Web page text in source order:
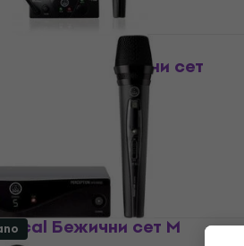
Vocal Бежични сет
Бежични сет M